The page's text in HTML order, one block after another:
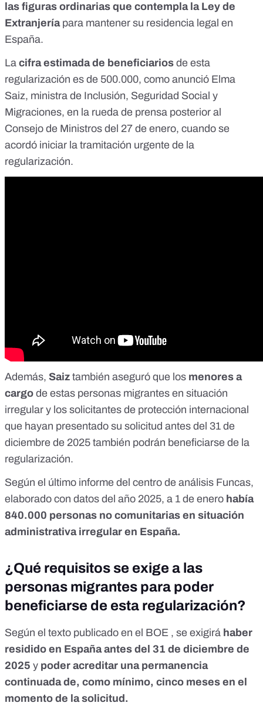
las figuras ordinarias que contempla la Ley de
Extranjería para mantener su residencia legal en
España.
La cifra estimada de beneficiarios de esta
regularización es de 500.000, como anunció Elma
Saiz, ministra de Inclusión, Seguridad Social y
Migraciones, en la rueda de prensa posterior al
Consejo de Ministros del 27 de enero, cuando se
acordó iniciar la tramitación urgente de la
regularización.
Además, Saiz también aseguró que los menores a
cargo de estas personas migrantes en situación
irregular y los solicitantes de protección internacional
que hayan presentado su solicitud antes del 31 de
diciembre de 2025 también podrán beneficiarse de la
regularización.
Según el último informe del centro de análisis Funcas,
elaborado con datos del año 2025, a 1 de enero había
840.000 personas no comunitarias en situación
administrativa irregular en España.
¿Qué requisitos se exige a las
personas migrantes para poder
beneficiarse de esta regularización?
Según el texto publicado en el BOE , se exigirá haber
residido en España antes del 31 de diciembre de
2025 y poder acreditar una permanencia
continuada de, como mínimo, cinco meses en el
momento de la solicitud .